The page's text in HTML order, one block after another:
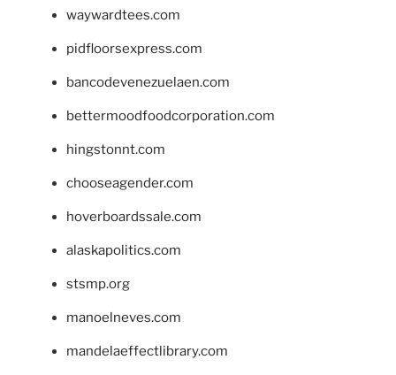
waywardtees.com
pidfloorsexpress.com
bancodevenezuelaen.com
bettermoodfoodcorporation.com
hingstonnt.com
chooseagender.com
hoverboardssale.com
alaskapolitics.com
stsmp.org
manoelneves.com
mandelaeffectlibrary.com